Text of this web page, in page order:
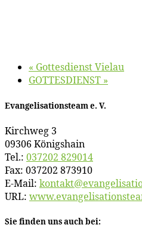
« Got­tes­dienst Vielau
GOTTESDIENST »
Evan­ge­li­sa­ti­ons­team e. V.
Kirch­weg 3
09306 Königshain
Tel.: 037202 829014
Fax: 037202 873910
E‑Mail:
URL:
Sie fin­den uns auch bei: